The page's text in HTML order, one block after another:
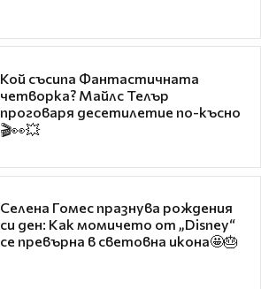
Кой съсипа Фантастичната
четворка? Майлс Телър
проговаря десетилетие по-късно
🎬👀💥
Селена Гомес празнува рождения
си ден: Как момичето от „Disney“
се превърна в световна икона🤩🎂